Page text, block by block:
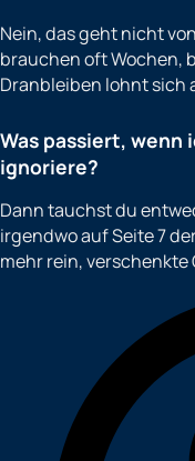
Nein, das geht nicht
brauchen oft Wochen,
Dranbleiben lohnt sich
Was passiert, wenn
ignoriere?
Dann tauchst du
irgendwo auf Seite 7
mehr rein, verschenkte